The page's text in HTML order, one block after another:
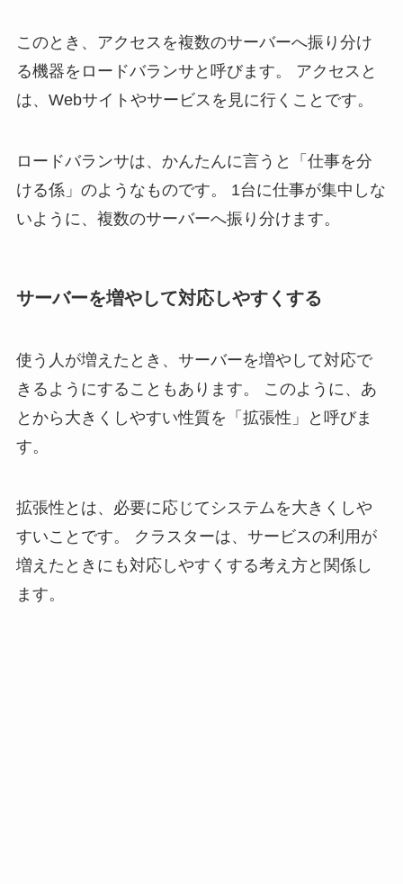
このとき、アクセスを複数のサーバーへ振り分け
る機器をロードバランサと呼びます。 アクセスと
は、Webサイトやサービスを見に行くことです。
ロードバランサは、かんたんに言うと「仕事を分
ける係」のようなものです。 1台に仕事が集中しな
いように、複数のサーバーへ振り分けます。
サーバーを増やして対応しやすくする
使う人が増えたとき、サーバーを増やして対応で
きるようにすることもあります。 このように、あ
とから大きくしやすい性質を「拡張性」と呼びま
す。
拡張性とは、必要に応じてシステムを大きくしや
すいことです。 クラスターは、サービスの利用が
増えたときにも対応しやすくする考え方と関係し
ます。